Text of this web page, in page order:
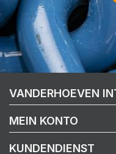
VANDERHOEVEN
MEIN KONTO
KUNDENDIENST